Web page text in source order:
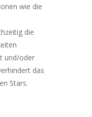
wie die
die
und/oder
das
Stars.